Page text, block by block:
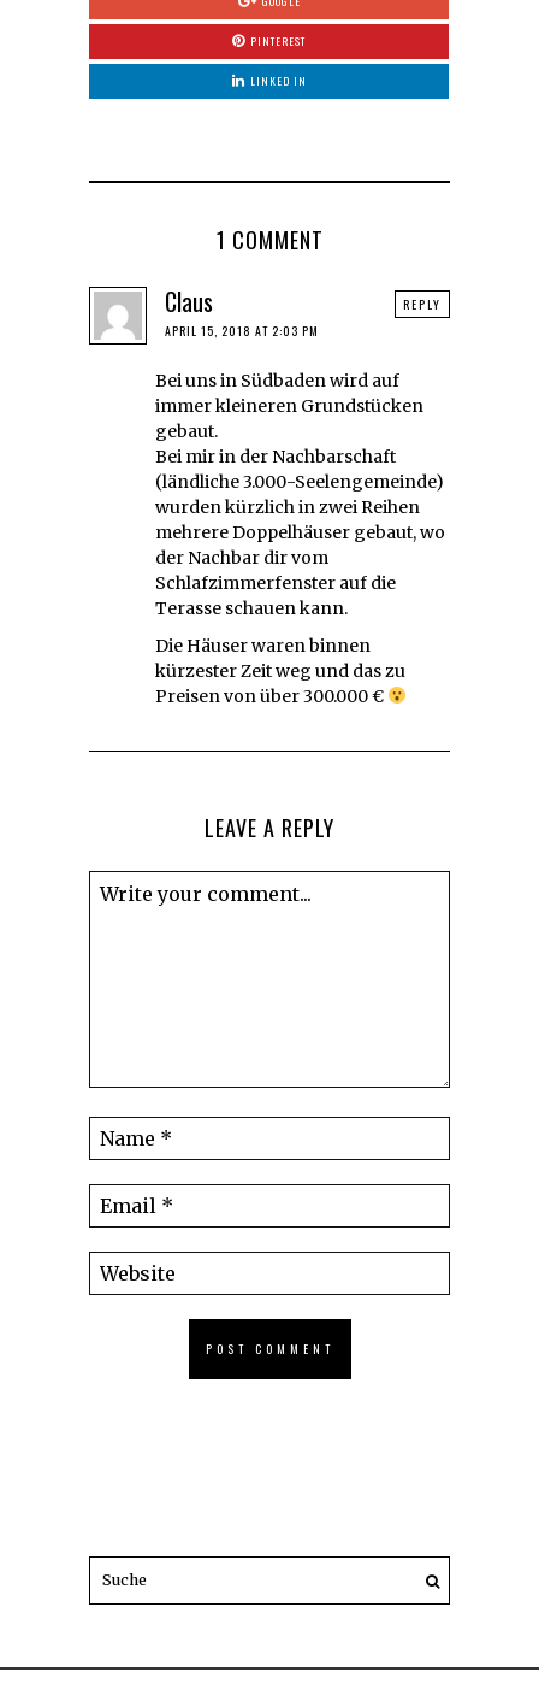
PINTEREST
LINKED IN
1 COMMENT
Claus
APRIL 15, 2018 AT 2:03 PM
Bei uns in Südbaden wird auf
immer kleineren Grundstücken
gebaut.
Bei mir in der Nachbarschaft
(ländliche 3.000-Seelengemeinde)
wurden kürzlich in zwei Reihen
mehrere Doppelhäuser gebaut, wo
der Nachbar dir vom
Schlafzimmerfenster auf die
Terasse schauen kann.
Die Häuser waren binnen
kürzester Zeit weg und das zu
Preisen von über 300.000 €
REPLY
LEAVE A REPLY